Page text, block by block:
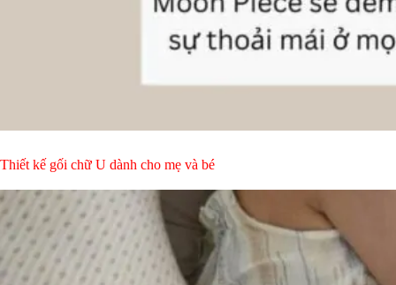
Thiết kế gối chữ U dành cho mẹ và bé